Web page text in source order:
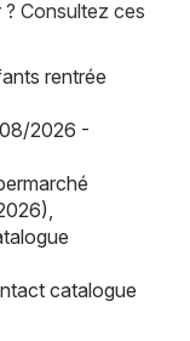
Consultez ces
rentrée
2026 -
catalogue